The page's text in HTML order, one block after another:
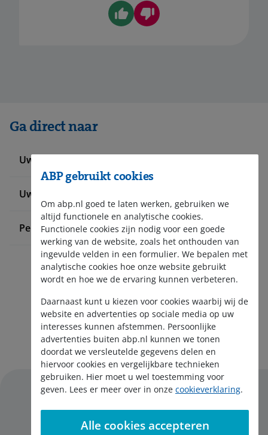
Ga direct naar
Uw werknemers informeren
Uw pensioenadministratie doen
Pensioen bij ABP
Aanmelden nieuwsbrief
Disclaimer
ABP gebruikt cookies
Om abp.nl goed te laten werken, gebruiken we
altijd functionele en analytische cookies.
Functionele cookies zijn nodig voor een goede
werking van de website, zoals het onthouden van
ingevulde velden in een formulier. We bepalen met
analytische cookies hoe onze website gebruikt
wordt en hoe we de ervaring kunnen verbeteren.
Daarnaast kunt u kiezen voor cookies waarbij wij de
website en advertenties op sociale media op uw
interesses kunnen afstemmen. Persoonlijke
advertenties buiten abp.nl kunnen we tonen
doordat we versleutelde gegevens delen en
hiervoor cookies en vergelijkbare technieken
gebruiken. Hier moet u wel toestemming voor
geven. Lees er meer over in onze cookieverklaring.
Alle cookies accepteren